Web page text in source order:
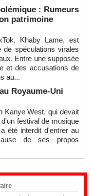
: Rumeurs
patrimoine
Khaby Lame, est
de spéculations virales
Entre une supposée
et des accusations de
au...
Royaume-Uni
Kanye West, qui devait
festival de musique
été interdit d'entrer au
de ses propos